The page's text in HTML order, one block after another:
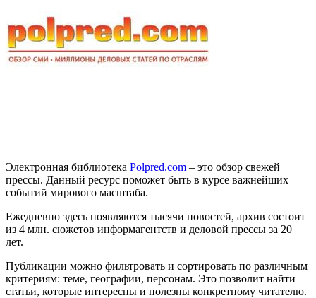
Электронная библиотека Polpred.com – это обзор свежей
прессы. Данный ресурс поможет быть в курсе важнейших
событий мирового масштаба.
Ежедневно здесь появляются тысячи новостей, архив состоит
из 4 млн. сюжетов информагентств и деловой прессы за 20
лет.
Публикации можно фильтровать и сортировать по различным
критериям: теме, географии, персонам. Это позволит найти
статьи, которые интересны и полезны конкретному читателю.